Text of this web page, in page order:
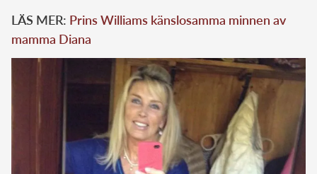
LÄS MER: Prins Williams känslosamma minnen av
mamma Diana